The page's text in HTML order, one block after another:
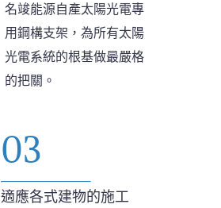
名竣能源自產太陽光電專
用鋼構支架，為所有太陽
光電系統的根基做最嚴格
的把關。
03
適應各式建物的施工